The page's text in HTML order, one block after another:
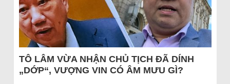
TÔ LÂM VỪA NHẬN CHỦ TỊCH ĐÃ DÍNH
„DỚP“, VƯỢNG VIN CÓ ÂM MƯU GÌ?